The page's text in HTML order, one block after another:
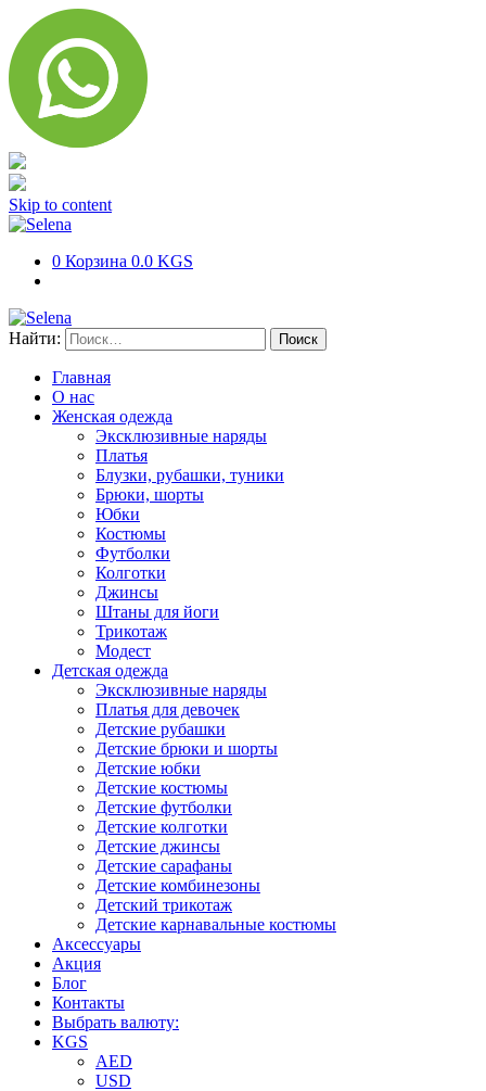
Skip to content
0 Корзина 0.0 KGS
Найти:
Главная
О нас
Женская одежда
Эксклюзивные наряды
Платья
Блузки, рубашки, туники
Брюки, шорты
Юбки
Костюмы
Футболки
Колготки
Джинсы
Штаны для йоги
Трикотаж
Модест
Детская одежда
Эксклюзивные наряды
Платья для девочек
Детские рубашки
Детские брюки и шорты
Детские юбки
Детские костюмы
Детские футболки
Детские колготки
Детские джинсы
Детские сарафаны
Детские комбинезоны
Детский трикотаж
Детские карнавальные костюмы
Аксессуары
Акция
Блог
Контакты
Выбрать валюту:
KGS
AED
USD